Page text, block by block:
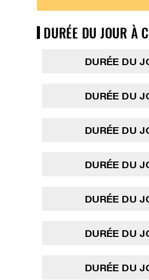
DURÉE DU JOUR À
DURÉE DU
DURÉE DU
DURÉE DU
DURÉE DU
DURÉE DU
DURÉE DU
DURÉE DU